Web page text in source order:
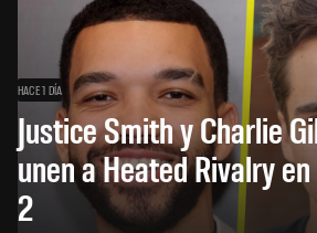
HACE 1 DÍA
Justice Smith y Charlie
unen a Heated Rivalry
2